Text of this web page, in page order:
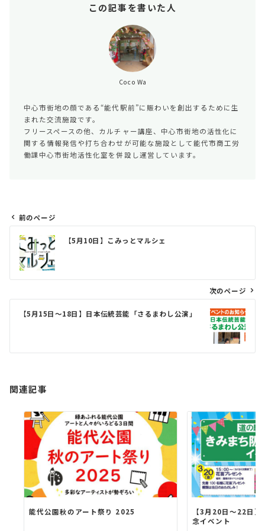
この記事を書いた人
Coco Wa
中心市街地の顔である“能代駅前”に賑わいを創出するために生
まれた交流施設です。
フリースペースの他、カルチャー講座、中心市街地の活性化に
関する情報発信や打ち合わせが可能な施設として能代市商工労
働課中心市街地活性化室を併設し運営しています。
投
稿
ナ
前のページ
【5月10日】こみっとマルシェ
次のページ
【5月15日〜18日】日本伝統芸能「さるまわし公演」
関連記事
能代公園秋のアート祭り 2025
【3月20日〜22日
念イベント